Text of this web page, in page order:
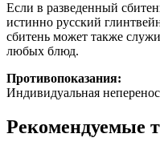
Если в разведенный
истинно русский
сбитень может также
любых блюд.
Противопоказания:
Индивидуальная
Рекомендуемые